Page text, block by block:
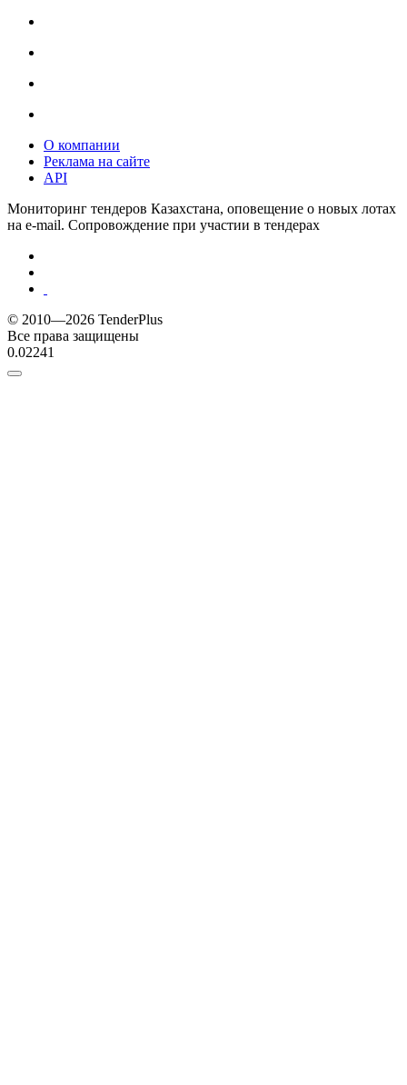
О компании
Реклама на сайте
API
Мониторинг тендеров Казахстана, оповещение о новых лотах
на e-mail. Сопровождение при участии в тендерах
© 2010—2026 TenderPlus
Все права защищены
0.02241